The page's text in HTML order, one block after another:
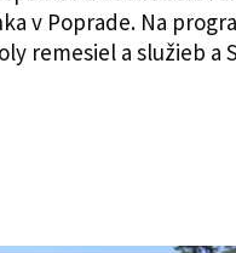
v Poprade. Na
remesiel a služieb